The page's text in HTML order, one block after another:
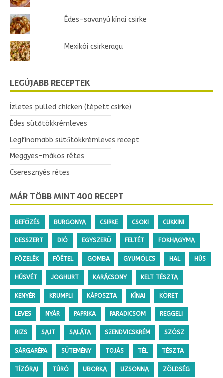
Édes-savanyú kínai csirke
Mexikói csirkeragu
LEGÚJABB RECEPTEK
Ízletes pulled chicken (tépett csirke)
Édes sütőtökkrémleves
Legfinomabb sütőtökkrémleves recept
Meggyes-mákos rétes
Cseresznyés rétes
MÁR TÖBB MINT 400 RECEPT
BEFŐZÉS BURGONYA CSIRKE CSOKI CUKKINI
DESSZERT DIÓ EGYSZERŰ FELTÉT FOKHAGYMA
FŐZELÉK FŐÉTEL GOMBA GYÜMÖLCS HAL HÚS
HÚSVÉT JOGHURT KARÁCSONY KELT TÉSZTA
KENYÉR KRUMPLI KÁPOSZTA KÍNAI KÖRET
LEVES NYÁR PAPRIKA PARADICSOM REGGELI
RIZS SAJT SALÁTA SZENDVICSKRÉM SZÓSZ
SÁRGARÉPA SÜTEMÉNY TOJÁS TÉL TÉSZTA
TÍZÓRAI TÚRÓ UBORKA UZSONNA ZÖLDSÉG